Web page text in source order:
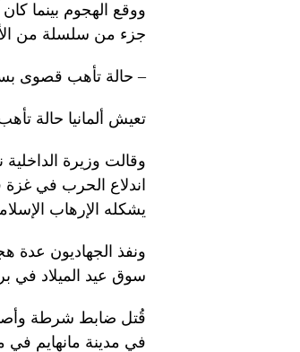
ووقع الهجوم بينما
جزء من سلسلة من الأحداث
– حالة تأهب قصوى
تعيش ألمانيا حالة
وقالت وزيرة
اندلاع الحرب في
يشكله الإرهاب
ونفذ الجهاديون عدة
سوق عيد الميلاد في برلين في عام 2016
قُتل ضابط شرطة
في مدينة مانهايم في